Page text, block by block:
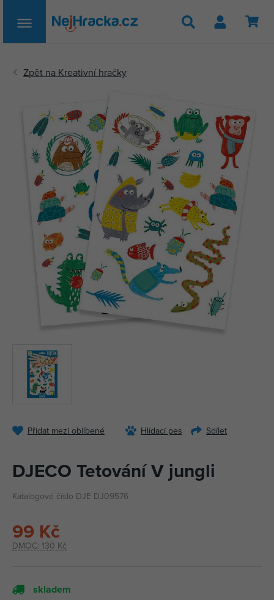
Hledat
Přidat mezi oblíbené Hlídací pes Sdílet
DJECO Tetování V jungli
Katalogové číslo DJE DJ09576
DMOC: 130 Kč
99 Kč
skladem